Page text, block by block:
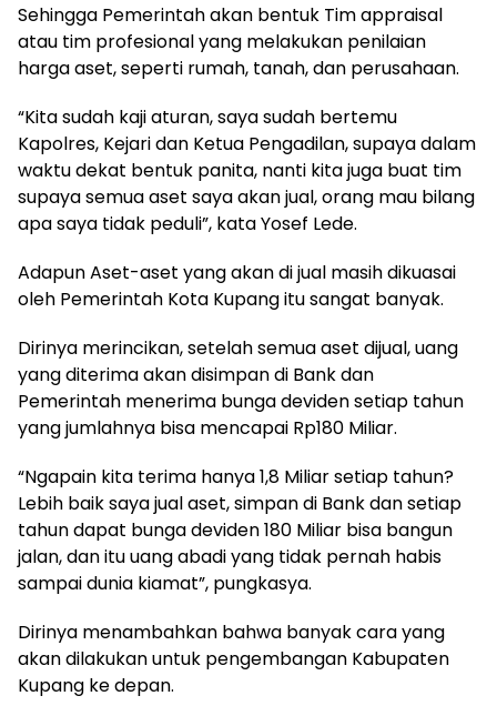
Sehingga Pemerintah akan bentuk Tim appraisal
atau tim profesional yang melakukan penilaian
harga aset, seperti rumah, tanah, dan perusahaan.
“Kita sudah kaji aturan, saya sudah bertemu
Kapolres, Kejari dan Ketua Pengadilan, supaya dalam
waktu dekat bentuk panita, nanti kita juga buat tim
supaya semua aset saya akan jual, orang mau bilang
apa saya tidak peduli”, kata Yosef Lede.
Adapun Aset-aset yang akan di jual masih dikuasai
oleh Pemerintah Kota Kupang itu sangat banyak.
Dirinya merincikan, setelah semua aset dijual, uang
yang diterima akan disimpan di Bank dan
Pemerintah menerima bunga deviden setiap tahun
yang jumlahnya bisa mencapai Rp180 Miliar.
“Ngapain kita terima hanya 1,8 Miliar setiap tahun?
Lebih baik saya jual aset, simpan di Bank dan setiap
tahun dapat bunga deviden 180 Miliar bisa bangun
jalan, dan itu uang abadi yang tidak pernah habis
sampai dunia kiamat”, pungkasya.
Dirinya menambahkan bahwa banyak cara yang
akan dilakukan untuk pengembangan Kabupaten
Kupang ke depan.